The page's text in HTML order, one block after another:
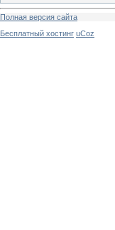
Полная версия сайта
Бесплатный хостинг uCoz